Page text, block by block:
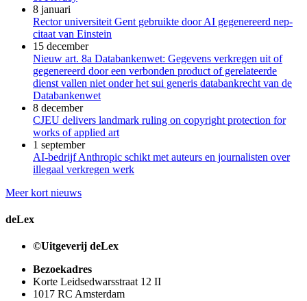
8 januari
Rector universiteit Gent gebruikte door AI gegenereerd nep-
citaat van Einstein
15 december
Nieuw art. 8a Databankenwet: Gegevens verkregen uit of
gegenereerd door een verbonden product of gerelateerde
dienst vallen niet onder het sui generis databankrecht van de
Databankenwet
8 december
CJEU delivers landmark ruling on copyright protection for
works of applied art
1 september
AI-bedrijf Anthropic schikt met auteurs en journalisten over
illegaal verkregen werk
Meer kort nieuws
deLex
©Uitgeverij deLex
Bezoekadres
Korte Leidsedwarsstraat 12 II
1017 RC Amsterdam